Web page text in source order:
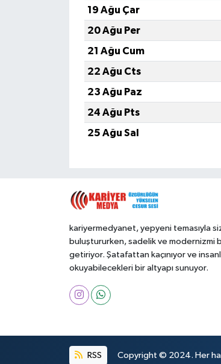
19 Ağu Çar
20 Ağu Per
21 Ağu Cum
22 Ağu Cts
23 Ağu Paz
24 Ağu Pts
25 Ağu Sal
kariyermedyanet, yepyeni temasıyla
buluştururken, sadelik ve modernizmi
getiriyor. Şatafattan kaçınıyor ve
okuyabilecekleri bir altyapı sunuyor.
RSS Copyright © 2024. Her